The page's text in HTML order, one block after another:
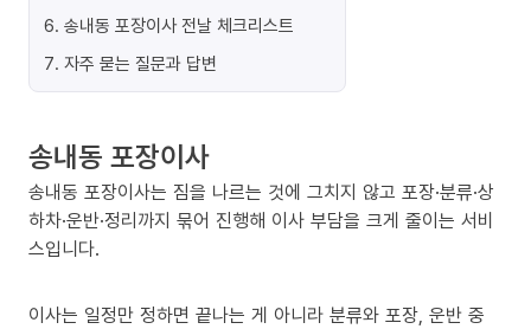
6. 송내동 포장이사 전날 체크리스트
7. 자주 묻는 질문과 답변
송내동 포장이사
송내동 포장이사는 짐을 나르는 것에 그치지 않고 포장·분류·상
하차·운반·정리까지 묶어 진행해 이사 부담을 크게 줄이는 서비
스입니다.
이사는 일정만 정하면 끝나는 게 아니라 분류와 포장, 운반 중